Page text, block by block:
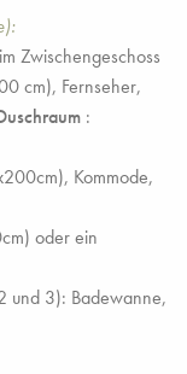
Zwischengeschoss
cm), Fernseher,
:
Kommode,
oder ein
und 3): Badewanne,